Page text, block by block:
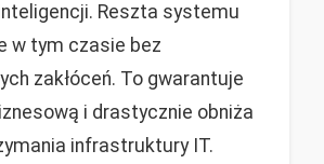
Reszta systemu
w tym czasie bez
zakłóceń. To gwarantuje
i drastycznie obniża
infrastruktury IT.